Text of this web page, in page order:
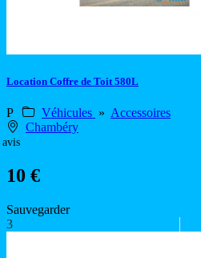
Location Coffre de Toit 580L
P Véhicules » Accessoires
Chambéry
avis
10 €
Sauvegarder
3